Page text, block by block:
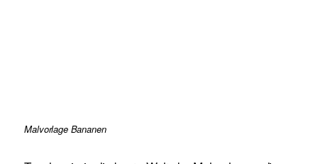
Malvorlage Bananen